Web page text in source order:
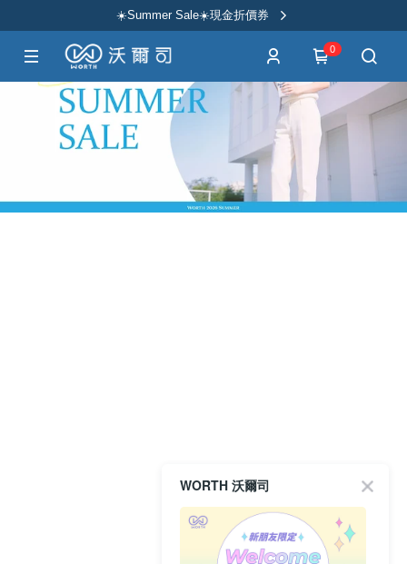
☀️Summer Sale☀️現金折價券
0
WORTH 沃爾司